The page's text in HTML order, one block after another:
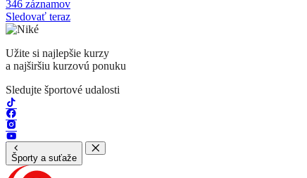
346 záznamov
Sledovať teraz
Užite si najlepšie kurzy
a najširšiu kurzovú ponuku
Sledujte športové udalosti
Športy a suťaže